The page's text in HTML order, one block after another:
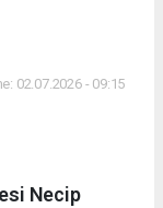
02.07.2026 - 09:15
Necip